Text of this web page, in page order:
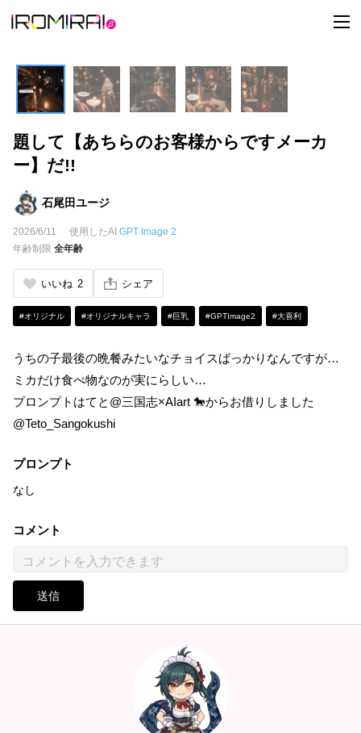
t
o
題して【あちらのお客様からですメーカ
ー】だ!!
石尾田ユージ
2026/6/11 使用したAI GPT Image 2
年齢制限 全年齢
いいね 2 シェア
#オリジナル #オリジナルキャラ #巨乳 #GPTImage2 #大喜利
うちの子最後の晩餐みたいなチョイスばっかりなんですが…
ミカだけ食べ物なのが実にらしい…
プロンプトはてと@三国志×AIart 🐎からお借りしました
@Teto_Sangokushi
プロンプト
なし
コメント
送信